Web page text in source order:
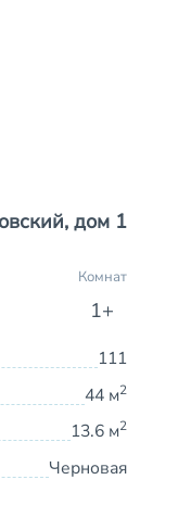
дом 1
Комнат
1+
111
44 м2
13.6 м2
Черновая